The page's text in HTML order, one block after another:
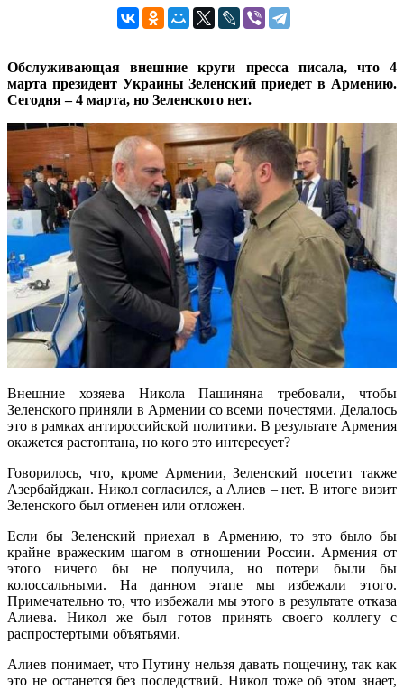
Обслуживающая внешние круги пресса писала, что 4
марта президент Украины Зеленский приедет в Армению.
Сегодня – 4 марта, но Зеленского нет.
Внешние хозяева Никола Пашиняна требовали, чтобы
Зеленского приняли в Армении со всеми почестями. Делалось
это в рамках антироссийской политики. В результате Армения
окажется растоптана, но кого это интересует?
Говорилось, что, кроме Армении, Зеленский посетит также
Азербайджан. Никол согласился, а Алиев – нет. В итоге визит
Зеленского был отменен или отложен.
Если бы Зеленский приехал в Армению, то это было бы
крайне вражеским шагом в отношении России. Армения от
этого ничего бы не получила, но потери были бы
колоссальными. На данном этапе мы избежали этого.
Примечательно то, что избежали мы этого в результате отказа
Алиева. Никол же был готов принять своего коллегу с
распростертыми объятьями.
Алиев понимает, что Путину нельзя давать пощечину, так как
это не останется без последствий. Никол тоже об этом знает,